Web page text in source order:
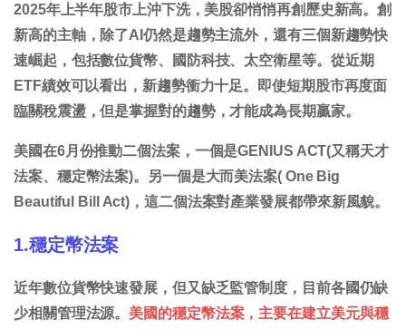
2025年上半年股市上沖下洗，美股卻悄悄再創歷史新高。創
新高的主軸，除了AI仍然是趨勢主流外，還有三個新趨勢快
速崛起，包括數位貨幣、國防科技、太空衛星等。從近期
ETF績效可以看出，新趨勢衝力十足。即使短期股市再度面
臨關稅震盪，但是掌握對的趨勢，才能成為長期贏家。
美國在6月份推動二個法案，一個是GENIUS ACT(又稱天才
法案、穩定幣法案)。另一個是大而美法案( One Big
Beautiful Bill Act)，這二個法案對產業發展都帶來新風貌。
1.穩定幣法案
近年數位貨幣快速發展，但又缺乏監管制度，目前各國仍缺
少相關管理法源。 美國的穩定幣法案，主要在建立美元與穩